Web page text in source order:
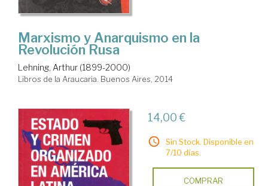
Marxismo y Anarquismo en la
Revolución Rusa
Lehning, Arthur (1899-2000)
Libros de la Araucaria. Buenos Aires, 2014
14,00 €
Sin Stock. Disponible en
7/10 días.
COMPRAR